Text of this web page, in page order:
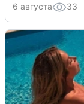
6 августа 33